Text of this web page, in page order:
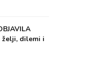
želji, dilemi i